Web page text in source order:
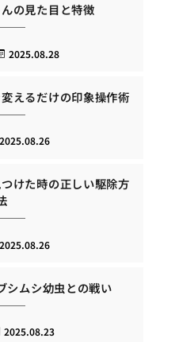
の見た目と特徴
2025.08.28
えるだけの印象操作術
2025.08.26
けた時の正しい駆除方
2025.08.26
シムシ幼虫との戦い
2025.08.23